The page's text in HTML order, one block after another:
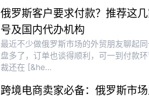
美！
Olivia Wang
香港公司注册和审计服务专业高
俄罗斯客户要求付款？推荐这
号及国内代办机构
最近不少做俄罗斯市场的外贸朋友聊起
盘多了，订单也谈得顺利，可一到付款
裁还在 [&he…
跨境电商卖家必备：俄罗斯市